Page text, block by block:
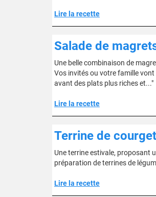
Lire la recette
Salade de
Une belle combinaison de
Vos invités ou votre famille
avant des plats plus riches et..."
Lire la recette
Terrine de
Une terrine estivale, proposant
préparation de terrines de
Lire la recette